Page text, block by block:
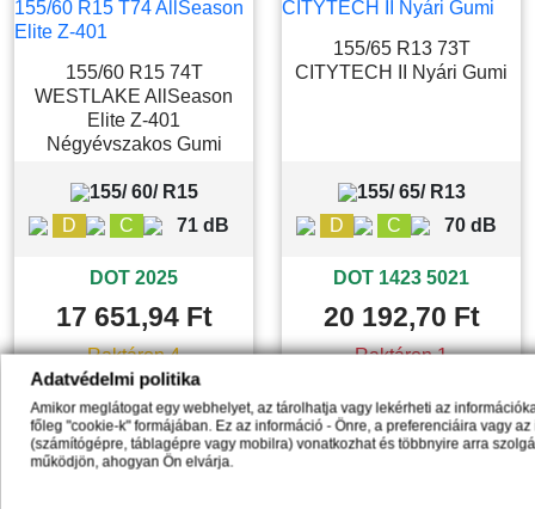
155/60 R15 74T
WESTLAKE AllSeason
Elite Z-401
Négyévszakos Gumi
155/ 60/ R15
D
C 71 dB
DOT 2025
17 651,94 Ft
Raktáron 4
 
 Kosárba
155/65 R13 73T
CITYTECH II Nyári Gumi
155/ 65/ R13
D
C 70 dB
DOT 1423 5021
20 192,70 Ft
Raktáron 1
 
 Kosárba
Adatvédelmi politika
Amikor meglátogat egy webhelyet, az tárolhatja vagy lekérheti az
főleg "cookie-k" formájában. Ez az információ - Önre, a preferenciáira vagy
(számítógépre, táblagépre vagy mobilra) vonatkozhat és többnyire arra
működjön, ahogyan Ön elvárja.